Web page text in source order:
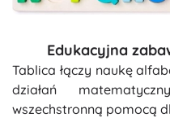
Edukacyjna
Tablica łączy naukę
działań
wszechstronną pomocą